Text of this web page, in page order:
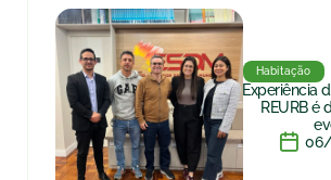
Habitação
Experiência
REURB é